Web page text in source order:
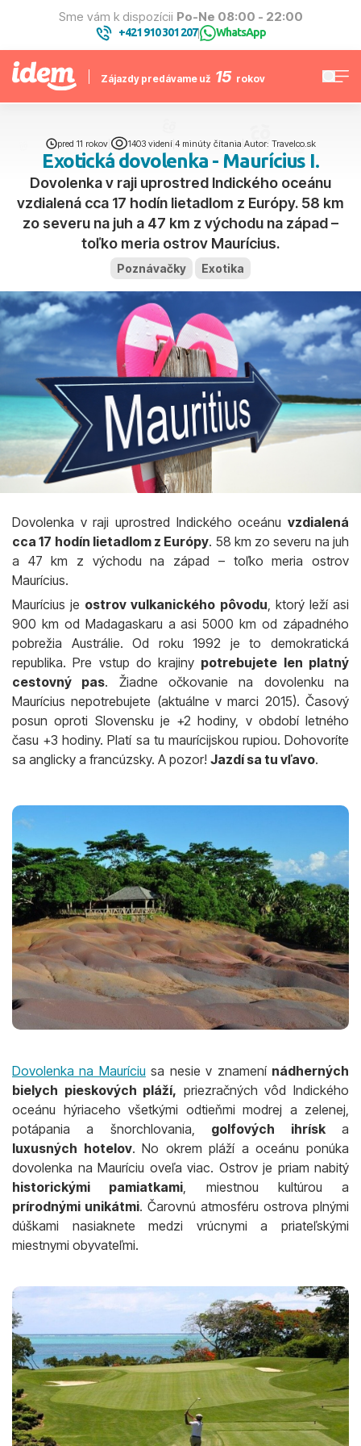
Sme vám k dispozícii Po-Ne 08:00 - 22:00
+421 910 301 207| WhatsApp
Zájazdy predávame už 15 rokov
pred 11 rokov| 1403 videní| 4 minúty čítania Autor: Travelco.sk
Exotická dovolenka - Maurícius I.
Dovolenka v raji uprostred Indického oceánu
vzdialená cca 17 hodín lietadlom z Európy. 58 km
zo severu na juh a 47 km z východu na západ –
toľko meria ostrov Maurícius.
Poznávačky Exotika
Dovolenka v raji uprostred Indického oceánu vzdialená
cca 17 hodín lietadlom z Európy. 58 km zo severu na juh
a 47 km z východu na západ – toľko meria ostrov
Maurícius.
Maurícius je ostrov vulkanického pôvodu, ktorý leží asi
900 km od Madagaskaru a asi 5000 km od západného
pobrežia Austrálie. Od roku 1992 je to demokratická
republika. Pre vstup do krajiny potrebujete len platný
cestovný pas. Žiadne očkovanie na dovolenku na
Maurícius nepotrebujete (aktuálne v marci 2015). Časový
posun oproti Slovensku je +2 hodiny, v období letného
času +3 hodiny. Platí sa tu maurícijskou rupiou. Dohovoríte
sa anglicky a francúzsky. A pozor! Jazdí sa tu vľavo.
Dovolenka na Mauríciu sa nesie v znamení nádherných
bielych pieskových pláží, priezračných vôd Indického
oceánu hýriaceho všetkými odtieňmi modrej a zelenej,
potápania a šnorchlovania, golfových ihríska
luxusných hotelov. No okrem pláží a oceánu ponúka
dovolenka na Mauríciu oveľa viac. Ostrov je priam nabitý
historickými pamiatkami , miestnou kultúrou a
prírodnými unikátmi. Čarovnú atmosféru ostrova plnými
dúškami nasiaknete medzi vrúcnymi a priateľskými
miestnymi obyvateľmi.